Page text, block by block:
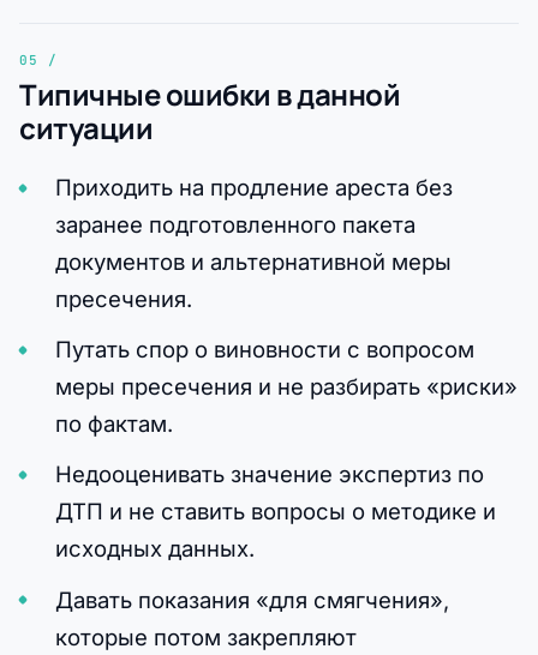
Типичные ошибки в данной
ситуации
Приходить на продление ареста без
заранее подготовленного пакета
документов и альтернативной меры
пресечения.
Путать спор о виновности с вопросом
меры пресечения и не разбирать «риски»
по фактам.
Недооценивать значение экспертиз по
ДТП и не ставить вопросы о методике и
исходных данных.
Давать показания «для смягчения»,
которые потом закрепляют